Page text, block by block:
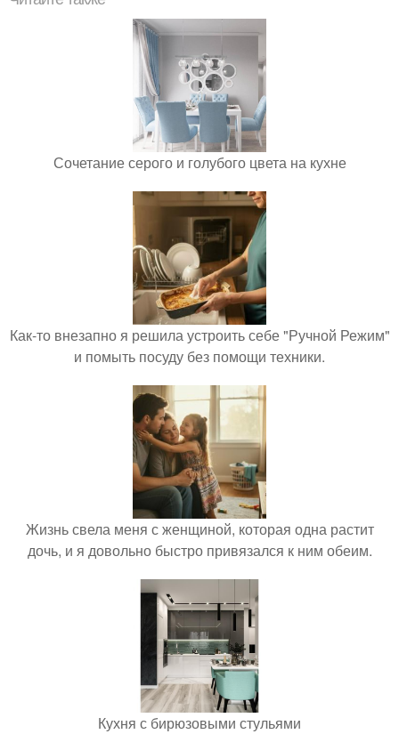
Сочетание серого и голубого цвета на кухне
Как-то внезапно я решила устроить себе "Ручной Режим"
и помыть посуду без помощи техники.
Жизнь свела меня с женщиной, которая одна растит
дочь, и я довольно быстро привязался к ним обеим.
Кухня с бирюзовыми стульями